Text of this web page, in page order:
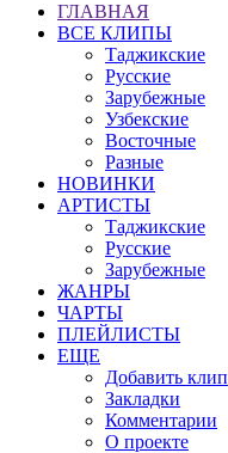
ГЛАВНАЯ
ВСЕ КЛИПЫ
Таджикские
Русские
Зарубежные
Узбекские
Восточные
Разные
НОВИНКИ
АРТИСТЫ
Таджикские
Русские
Зарубежные
ЖАНРЫ
ЧАРТЫ
ПЛЕЙЛИСТЫ
ЕЩЕ
Добавить клип
Закладки
Комментарии
О проекте